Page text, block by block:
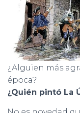
¿Alguien más
época?
¿Quién pintó La